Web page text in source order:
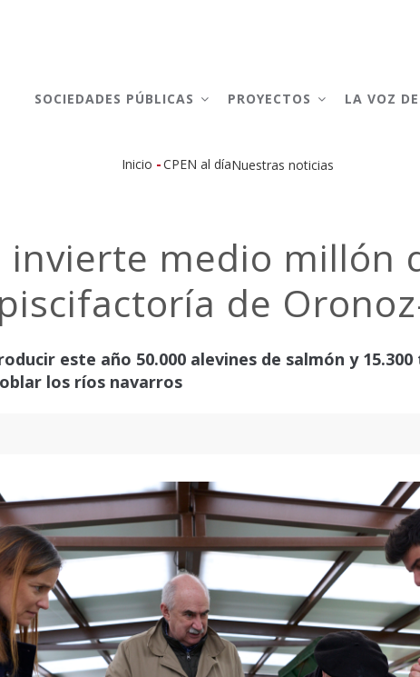
NAVIGATION
SOCIEDADES PÚBLICAS PROYECTOS LA VOZ
de
ayuda
la
Inicio -CPEN al díaNuestras noticias
medio millón
de
este año 50.000 alevines de salmón y
los ríos navarros